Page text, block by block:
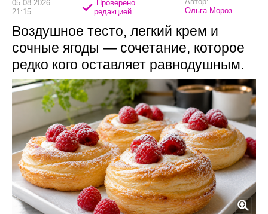
05.08.2026
21:15
Проверено
редакцией
Ольга Мороз
Воздушное тесто, легкий крем и
сочные ягоды — сочетание, которое
редко кого оставляет равнодушным.